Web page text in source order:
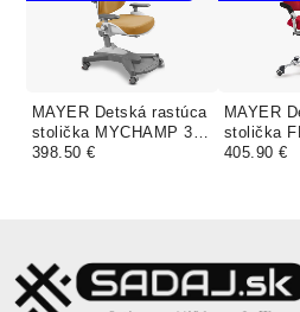
MAYER Detská rastúca
stolička MYCHAMP 30
469 žltá
398.50 €
MAYER
stolička
461
405.90 €